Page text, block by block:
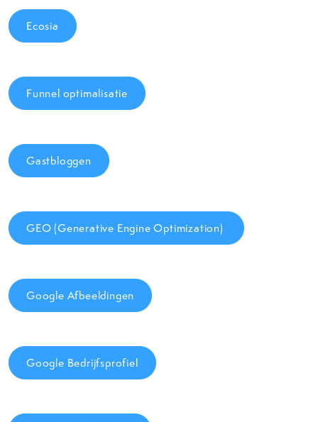
Ecosia
Funnel optimalisatie
Gastbloggen
GEO (Generative Engine Optimization)
Google Afbeeldingen
Google Bedrijfsprofiel